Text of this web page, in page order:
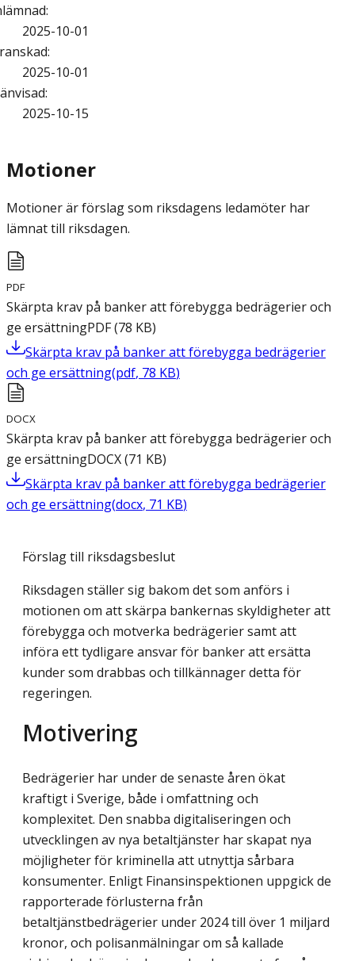
:
2025-10-01
:
2025-10-01
:
2025-10-15
Motioner
Motioner är förslag som riksdagens ledamöter har
lämnat till riksdagen.
PDF
Skärpta krav på banker att förebygga bedrägerier och
ge ersättningPDF(78 KB)
Skärpta krav på banker att förebygga bedrägerier
och ge ersättning(pdf, 78 KB)
DOCX
Skärpta krav på banker att förebygga bedrägerier och
ge ersättningDOCX(71 KB)
Skärpta krav på banker att förebygga bedrägerier
och ge ersättning(docx, 71 KB)
Förslag till riksdagsbeslut
Riksdagen ställer sig bakom det som anförs i
motionen om att skärpa bankernas skyldigheter att
förebygga och motverka bedrägerier samt att
införa ett tydligare ansvar för banker att ersätta
kunder som drabbas och tillkännager detta för
regeringen.
Motivering
Bedrägerier har under de senaste åren ökat
kraftigt i Sverige, både i omfattning och
komplexitet. Den snabba digitaliseringen och
utvecklingen av nya betaltjänster har skapat nya
möjligheter för kriminella att utnyttja sårbara
konsumenter. Enligt Finansinspektionen uppgick de
rapporterade förlusterna från
betaltjänstbedrägerier under 2024 till över 1 miljard
kronor, och polisanmälningar om så kallade